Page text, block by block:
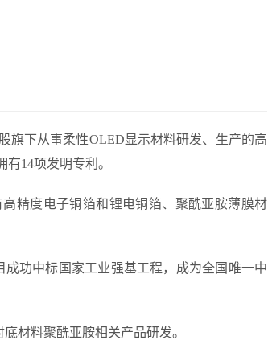
旗下从事柔性OLED显示材料研发、生产的高
14项发明专利。
精度电子铜箔和锂电铜箔、聚酰亚胺薄膜材
成功中标国家工业强基工程，成为全国唯一中
材料聚酰亚胺相关产品研发。